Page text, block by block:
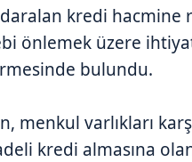
kredi hacmine
önlemek üzere
bulundu.
menkul varlıkları
kredi almasına